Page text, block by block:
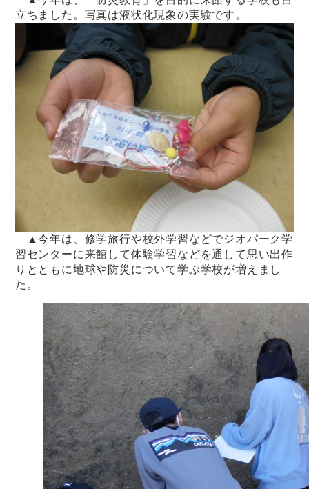
立ちました。写真は液状化現象の実験です。
▲今年は、修学旅行や校外学習などでジオパーク学
習センターに来館して体験学習などを通して思い出作
りとともに地球や防災について学ぶ学校が増えまし
た。